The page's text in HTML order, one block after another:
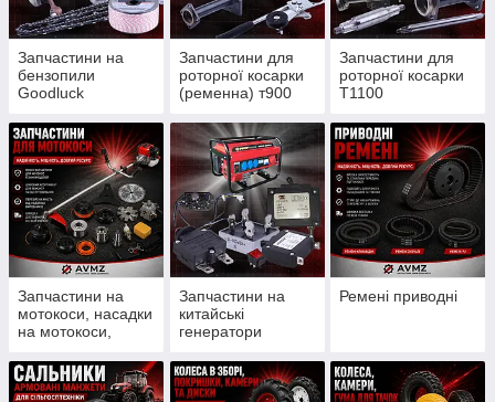
Запчастини на
бензопили
Goodluck
350/352, St180
Запчастини для
роторної косарки
(ременна) т900
Запчастини для
роторної косарки
Т1100
Запчастини на
мотокоси, насадки
на мотокоси,
Запчастини на
китайські
генератори
Ремені приводні